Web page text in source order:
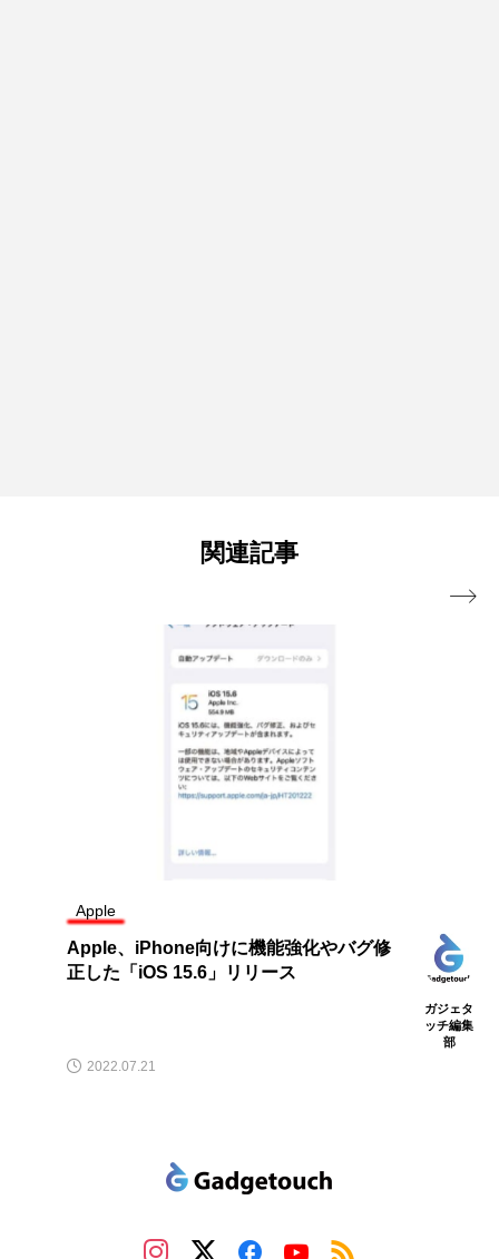
関連記事
Apple
Apple、iPhone向けに機能強化やバグ修
正した「iOS 15.6」リリース
ガジェタ
ッチ編集
部
2022.07.21
